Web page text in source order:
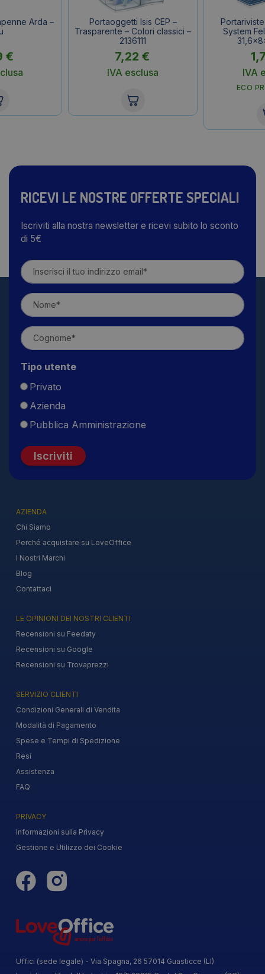
Arda –
€
Portaoggetti Isis CEP –
Trasparente – Colori classici –
2136111
7,22 €
IVA esclusa
System
IVA
ECO
RICEVI LE NOSTRE OFFERTE SPECIALI
Iscriviti alla nostra newsletter e ricevi subito lo sconto
di 5€
Tipo utente
Privato
Azienda
Pubblica Amministrazione
Iscriviti
AZIENDA
Chi Siamo
Perché acquistare su LoveOffice
I Nostri Marchi
Blog
Contattaci
LE OPINIONI DEI NOSTRI CLIENTI
Recensioni su Feedaty
Recensioni su Google
Recensioni su Trovaprezzi
SERVIZIO CLIENTI
Condizioni Generali di Vendita
Modalità di Pagamento
Spese e Tempi di Spedizione
Resi
Assistenza
FAQ
PRIVACY
Informazioni sulla Privacy
Gestione e Utilizzo dei Cookie
Uffici (sede legale) - Via Spagna, 26 57014 Guasticce (LI)